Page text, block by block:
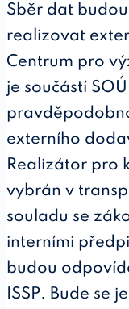
Sběr dat
realizovat
Centrum pro
je součástí
externího
Realizátor pro
vybrán v
souladu se
interními
budou
ISSP. Bude se